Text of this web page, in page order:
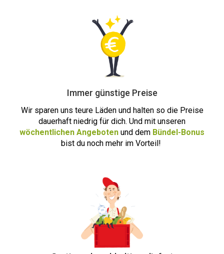
Immer günstige Preise
Wir sparen uns teure Läden und halten so die Preise
dauerhaft niedrig für dich. Und mit unseren
wöchentlichen Angeboten und dem Bündel-Bonus
bist du noch mehr im Vorteil!